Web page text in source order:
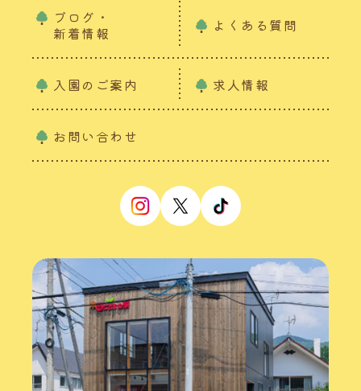
ブログ・
新着情報
よくある質問
入園のご案内 求人情報
お問い合わせ